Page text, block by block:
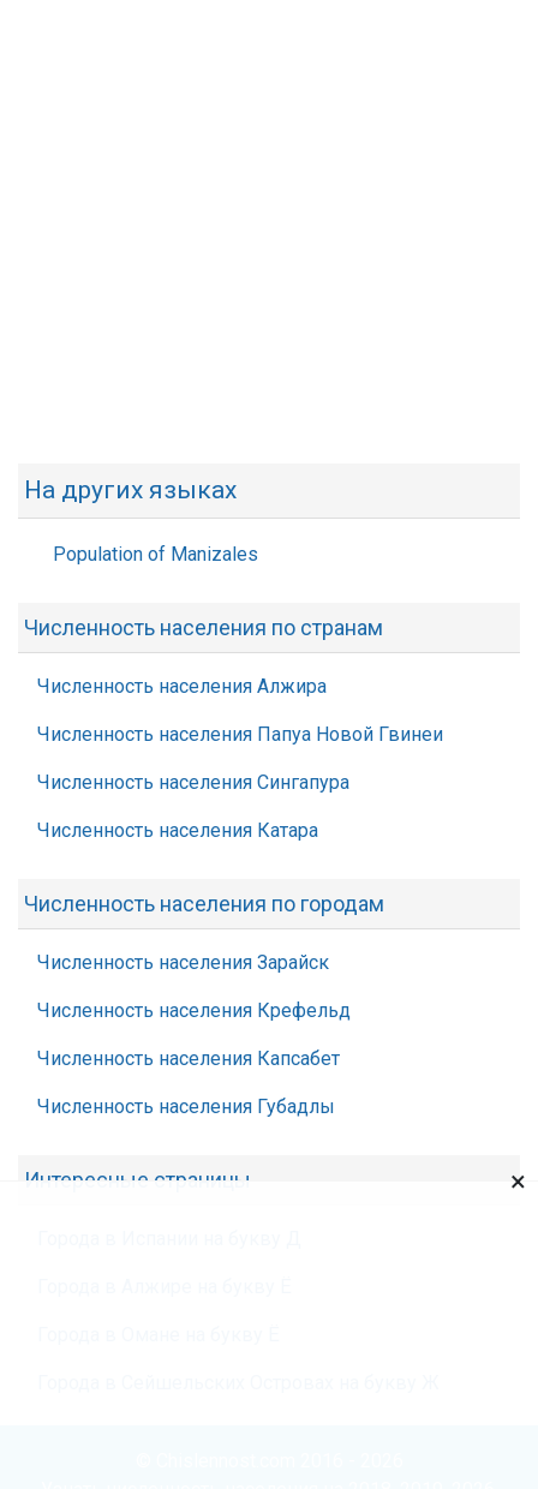
На других языках
Population of Manizales
Численность населения по странам
Численность населения Алжира
Численность населения Папуа Новой Гвинеи
Численность населения Сингапура
Численность населения Катара
Численность населения по городам
Численность населения Зарайск
Численность населения Крефельд
Численность населения Капсабет
Численность населения Губадлы
Интересные страницы ×